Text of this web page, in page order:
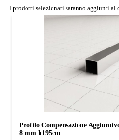
I prodotti selezionati saranno aggiunti al
Profilo Compensazione
8 mm h195cm